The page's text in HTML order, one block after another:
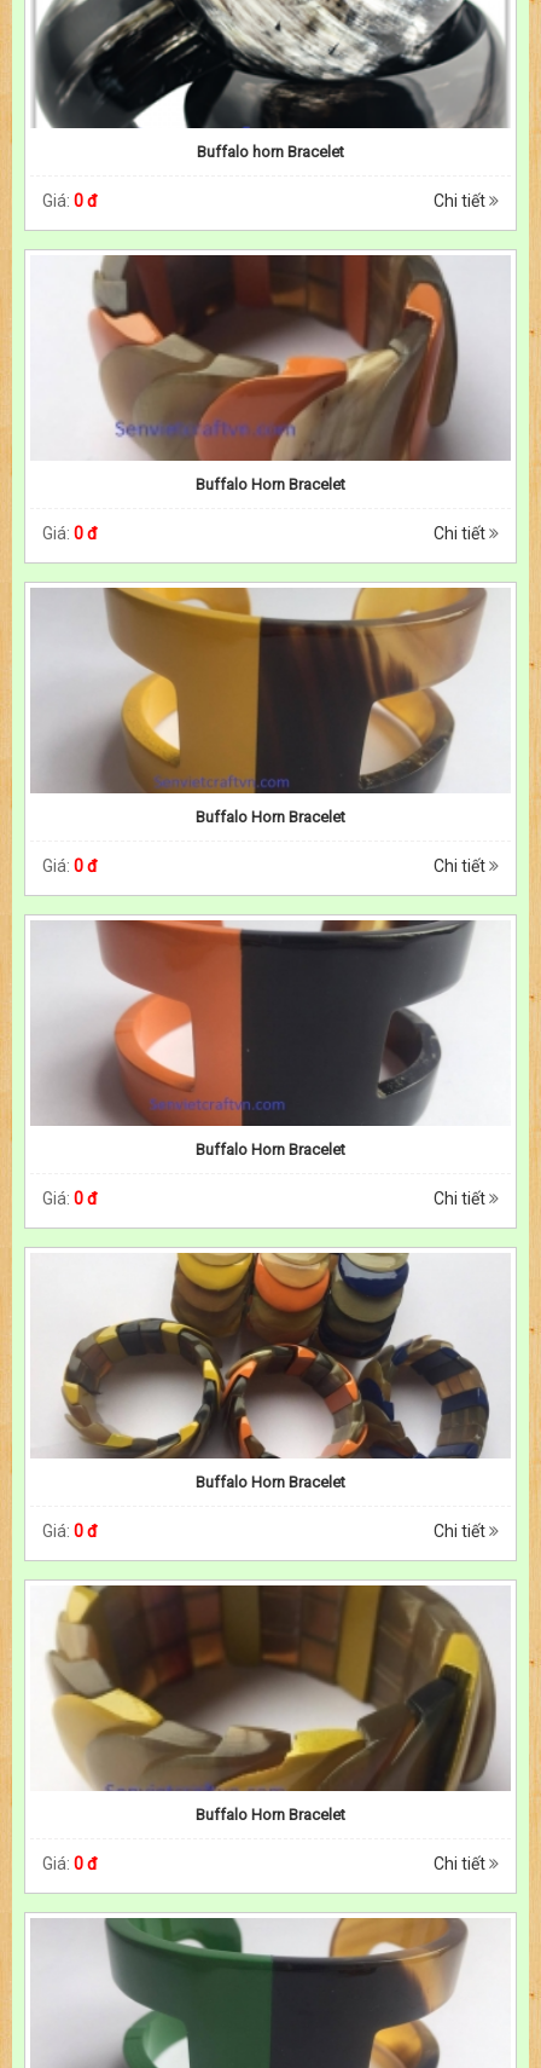
Buffalo horn Bracelet
Giá: 0 đ Chi tiết
Buffalo Horn Bracelet
Giá: 0 đ Chi tiết
Buffalo Horn Bracelet
Giá: 0 đ Chi tiết
Buffalo Horn Bracelet
Giá: 0 đ Chi tiết
Buffalo Horn Bracelet
Giá: 0 đ Chi tiết
Buffalo Horn Bracelet
Giá: 0 đ Chi tiết